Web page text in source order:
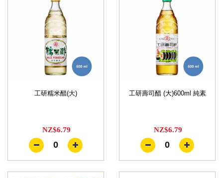
工研糯米醋(大)
NZ$6.79
0
工研壽司醋 (大)600ml 純素
NZ$6.79
0